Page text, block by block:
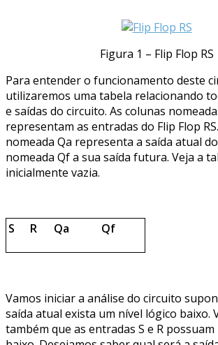
Figura 1 – Flip Flop RS
Para entender o funcionamento deste
utilizaremos uma tabela relacionando
e saídas do circuito. As colunas
representam as entradas do Flip Flop
nomeada Qa representa a saída atual
nomeada Qf a sua saída futura. Veja a
inicialmente vazia.
S R Qa Qf
Vamos iniciar a análise do circuito
saída atual exista um nível lógico baixo.
também que as entradas S e R